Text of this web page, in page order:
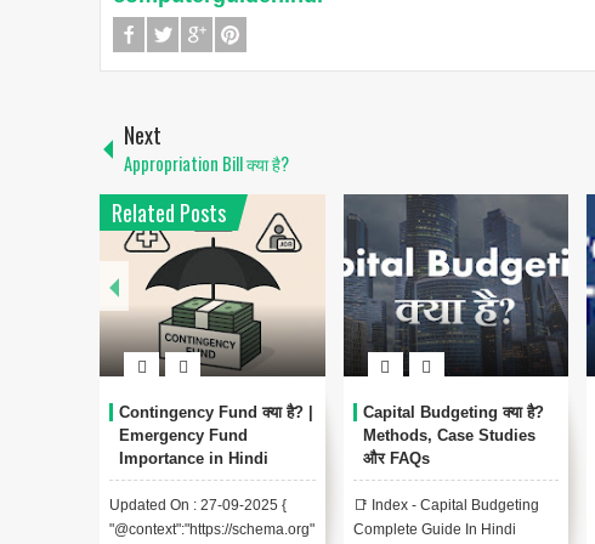
Next
Appropriation Bill क्या है?
Related Posts
Contingency Fund क्या है? |
Emergency Fund
Importance in Hindi
Updated On : 27-09-2025 {
"@context":"https://schema.org"
Capital Budgeting क्या है?
Methods, Case Studies
और FAQs
📑 Index - Capital Budgeting
Complete Guide In Hindi